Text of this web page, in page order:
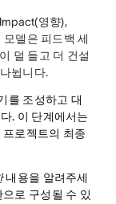
영향),
델은 피드백 세
덜 들고 더 건설
뉩니다.
를 조성하고 대
. 이 단계에서는
로젝트의 최종
내용을 알려주세
로 구성될 수 있